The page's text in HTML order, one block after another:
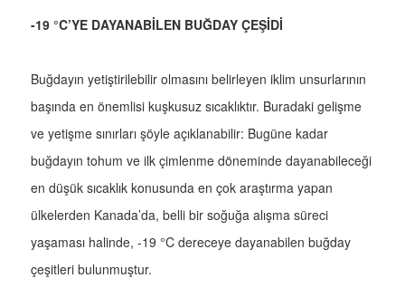
-19 °C’YE DAYANABİLEN BUĞDAY ÇEŞİDİ
Buğdayın yetiştirilebilir olmasını belirleyen iklim unsurlarının
başında en önemlisi kuşkusuz sıcaklıktır. Buradaki gelişme
ve yetişme sınırları şöyle açıklanabilir: Bugüne kadar
buğdayın tohum ve ilk çimlenme döneminde dayanabileceği
en düşük sıcaklık konusunda en çok araştırma yapan
ülkelerden Kanada’da, belli bir soğuğa alışma süreci
yaşaması halinde, -19 °C dereceye dayanabilen buğday
çeşitleri bulunmuştur.